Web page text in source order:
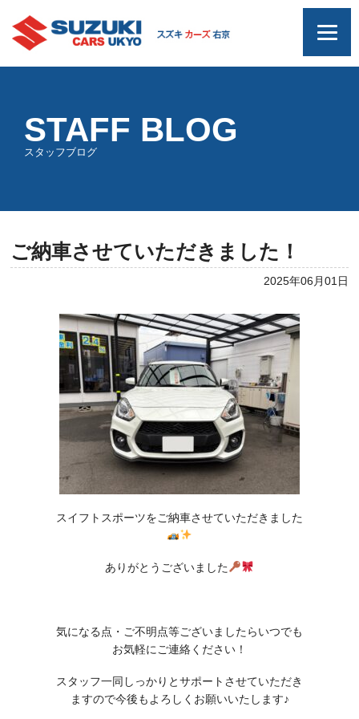
STAFF BLOG
スタッフブログ
ご納車させていただきました！
2025年06月01日
スイフトスポーツをご納車させていただきました
ありがとうございました
気になる点・ご不明点等ございましたらいつでも
お気軽にご連絡ください！
スタッフ一同しっかりとサポートさせていただき
ますので今後もよろしくお願いいたします♪